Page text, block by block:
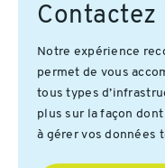
Contactez
Notre expérience
permet de vous
tous types
plus sur la façon
à gérer vos données